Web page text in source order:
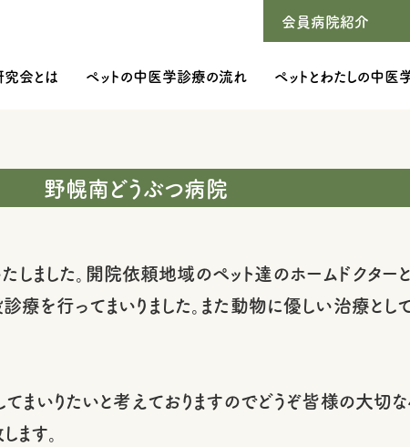
究会とは ペットの中医学診療の流れ ペットとわたしの中医
会員病院紹介
野幌南どうぶつ病院
ました。開院依頼地域のペット達のホームドクター
を行ってまいりました。また動物に優しい治療とし
まいりたいと考えておりますのでどうぞ皆様の大切
ます。